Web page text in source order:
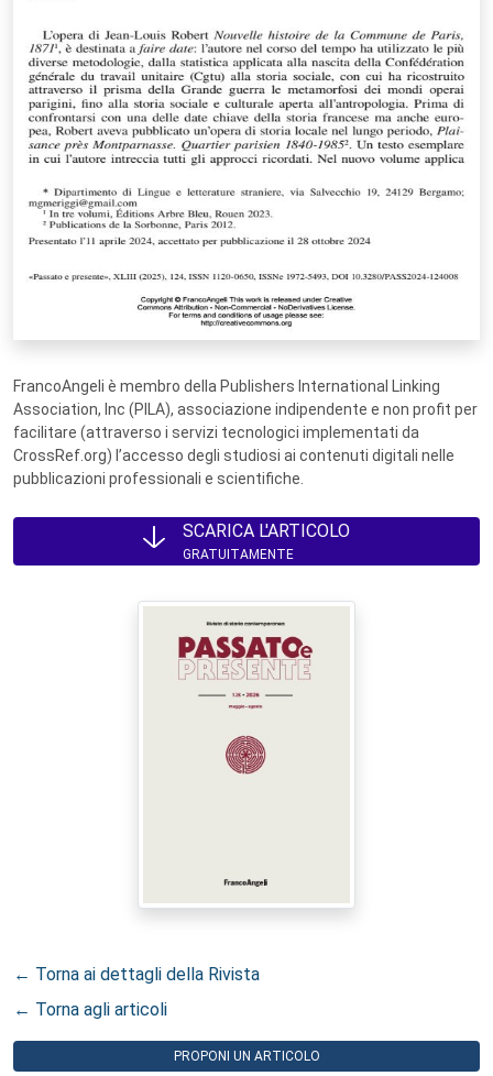
FrancoAngeli è membro della Publishers International Linking
Association, Inc (PILA), associazione indipendente e non profit per
facilitare (attraverso i servizi tecnologici implementati da
CrossRef.org) l’accesso degli studiosi ai contenuti digitali nelle
pubblicazioni professionali e scientifiche.
SCARICA L'ARTICOLO
GRATUITAMENTE
← Torna ai dettagli della Rivista
← Torna agli articoli
PROPONI UN ARTICOLO